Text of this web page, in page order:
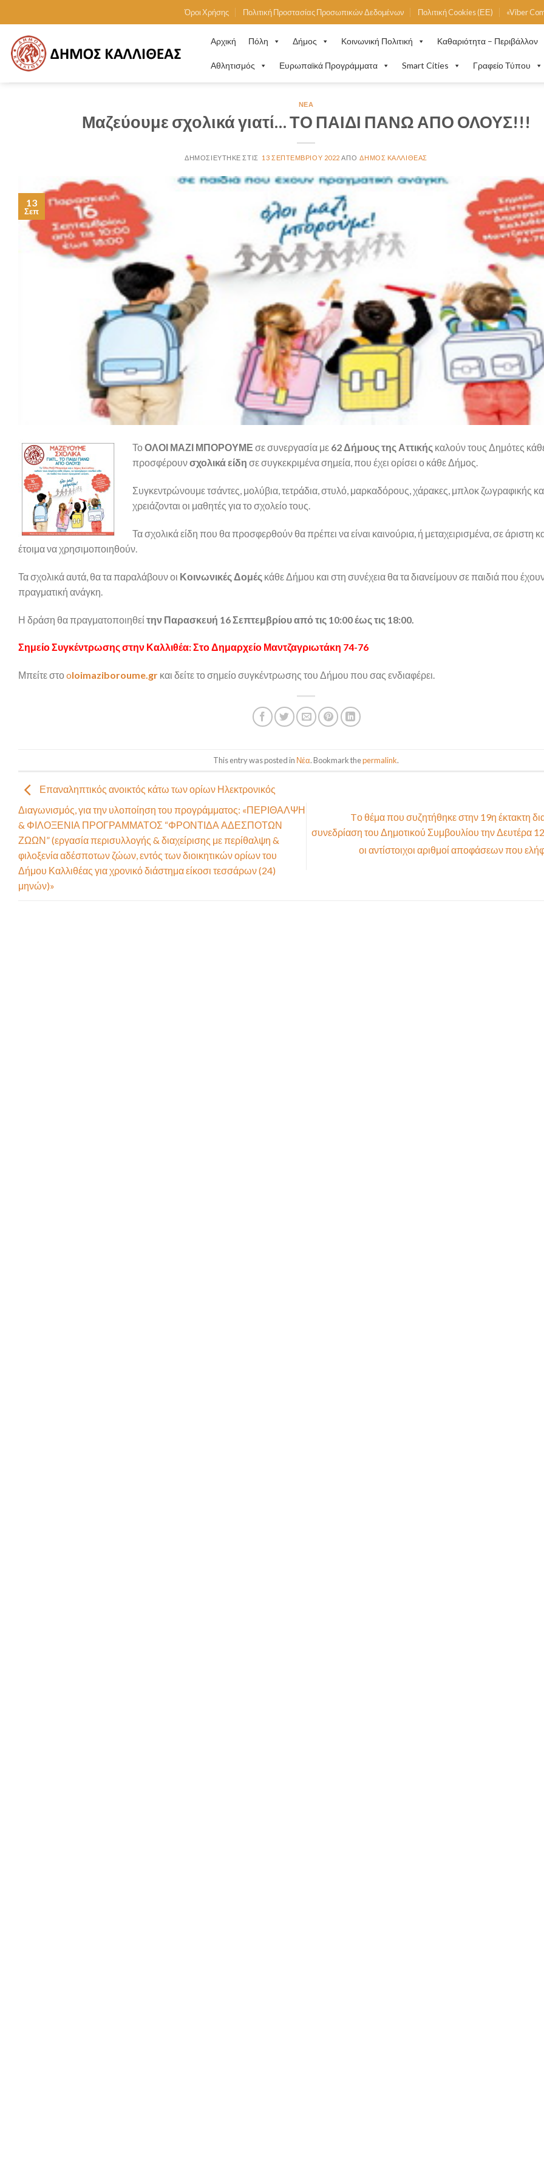
to
content
Όροι Χρήσης Πολιτική Προστασίας Προσωπικών Δεδομένων Πολιτική Cookies (ΕΕ) «Viber
Αρχική Πόλη Δήμος Κοινωνική Πολιτική Καθαριότητα – Περιβάλλον
Αθλητισμός Ευρωπαϊκά Προγράμματα Smart Cities Γραφείο Τύπου
ΝΈΑ
Μαζεύουμε σχολικά γιατί… ΤΟ ΠΑΙΔΙ ΠΑΝΩ ΑΠΟ ΟΛΟΥΣ!!!
13 ΣΕΠΤΕΜΒΡΊΟΥ 2022 ΔΉΜΟΣ ΚΑΛΛΙΘΈΑΣ
13
Σεπ
ΤοΟΛΟΙ ΜΑΖΙ ΜΠΟΡΟΥΜΕ σε συνεργασία με 62 Δήμους της Αττικής καλούν τους Δημότες
προσφέρουνσχολικά είδη σε συγκεκριμένα σημεία, που έχει ορίσει ο κάθε Δήμος.
Συγκεντρώνουμε τσάντες, μολύβια, τετράδια, στυλό, μαρκαδόρους, χάρακες, μπλοκ ζωγραφικής
χρειάζονται οι μαθητές για το σχολείο τους.
Τα σχολικά είδη που θα προσφερθούν θα πρέπει να είναι καινούρια, ή μεταχειρισμένα, σε άριστη
έτοιμα να χρησιμοποιηθούν.
Τα σχολικά αυτά, θα τα παραλάβουν οι Κοινωνικές Δομές κάθε Δήμου και στη συνέχεια θα τα διανείμουν σε παιδιά που
πραγματική ανάγκη.
Η δράση θα πραγματοποιηθείτην Παρασκευή 16 Σεπτεμβρίου από τις 10:00 έως τις 18:00.
Σημείο Συγκέντρωσης στην Καλλιθέα: Στο Δημαρχείο Μαντζαγριωτάκη 74-76
Μπείτε στοoloimaziboroume.gr και δείτε το σημείο συγκέντρωσης του Δήμου που σας ενδιαφέρει.
This entry was posted in Νέα. Bookmark thepermalink.
Επαναληπτικός ανοικτός κάτω των ορίων Ηλεκτρονικός
Διαγωνισμός, για την υλοποίηση του προγράμματος: «ΠΕΡΙΘΑΛΨΗ
& ΦΙΛΟΞΕΝΙΑ ΠΡΟΓΡΑΜΜΑΤΟΣ “ΦΡΟΝΤΙΔΑ ΑΔΕΣΠΟΤΩΝ
ΖΩΩΝ” (εργασία περισυλλογής & διαχείρισης με περίθαλψη &
φιλοξενία αδέσποτων ζώων, εντός των διοικητικών ορίων του
Δήμου Καλλιθέας για χρονικό διάστημα είκοσι τεσσάρων (24)
μηνών)»
Tο θέμα που συζητήθηκε στην 19η έκτακτη
συνεδρίαση του Δημοτικού Συμβουλίου την Δευτέρα
οι αντίστοιχοι αριθμοί αποφάσεων που